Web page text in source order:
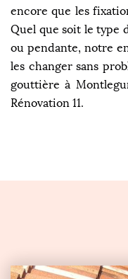
encore que les
Quel que soit le type
ou pendante, notre
les changer sans
gouttière à
Rénovation 11.